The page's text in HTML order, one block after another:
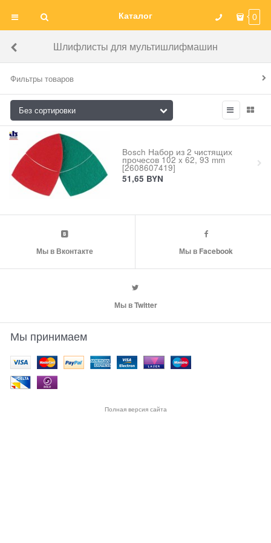
Каталог 0
Шлифлисты для мультишлифмашин
Фильтры товаров
Bosch Набор из 2 чистящих
прочесов 102 x 62, 93 mm
[2608607419]
51,65 BYN
Мы в Вконтакте Мы в Facebook
Мы в Twitter
Мы принимаем
Полная версия сайта